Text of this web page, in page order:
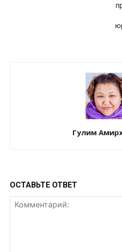
Гулим
ОСТАВЬТЕ ОТВЕТ